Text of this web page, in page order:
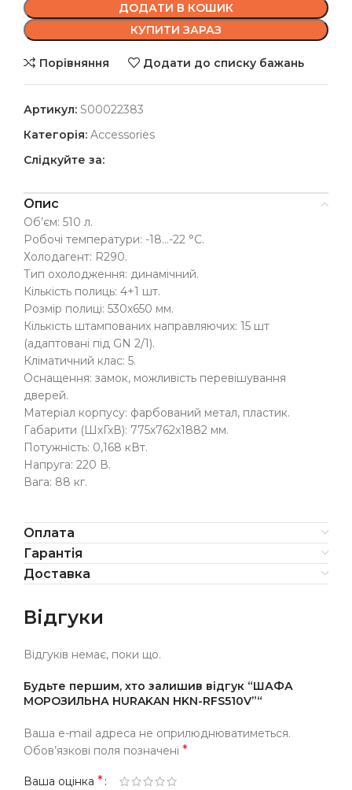
ДОДАТИ В КОШИК
КУПИТИ ЗАРАЗ
Порівняння Додати до списку бажань
Артикул: S00022383
Категорія: Accessories
Слідкуйте за:
Опис
Об’єм: 510 л.
Робочі температури: -18…-22 °C.
Холодагент: R290.
Тип охолодження: динамічний.
Кількість полиць: 4+1 шт.
Розмір полиці: 530х650 мм.
Кількість штампованих направляючих: 15 шт
(адаптовані під GN 2/1).
Кліматичний клас: 5.
Оснащення: замок, можливість перевішування
дверей.
Матеріал корпусу: фарбований метал, пластик.
Габарити (ШхГхВ): 775х762х1882 мм.
Потужність: 0,168 кВт.
Напруга: 220 В.
Вага: 88 кг.
Оплата
Гарантія
Доставка
Відгуки
Відгуків немає, поки що.
Будьте першим, хто залишив відгук “ШАФА
МОРОЗИЛЬНА HURAKAN HKN-RFS510V”“
Ваша e-mail адреса не оприлюднюватиметься.
Обов’язкові поля позначені *
Ваша оцінка *